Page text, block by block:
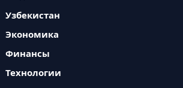
Узбекистан
Экономика
Финансы
Технологии